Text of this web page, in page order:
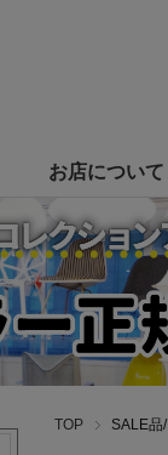
お店について
TOP SALE品